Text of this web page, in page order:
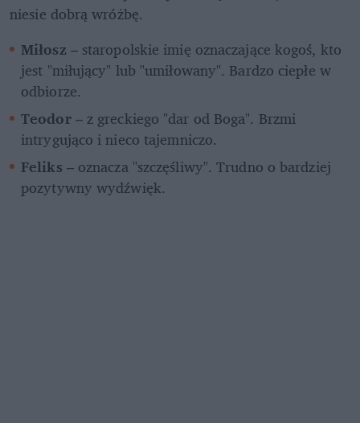
niesie dobrą wróżbę.
Miłosz – staropolskie imię oznaczające kogoś, kto
jest "miłujący" lub "umiłowany". Bardzo ciepłe w
odbiorze.
Teodor – z greckiego "dar od Boga". Brzmi
intrygująco i nieco tajemniczo.
Feliks – oznacza "szczęśliwy". Trudno o bardziej
pozytywny wydźwięk.